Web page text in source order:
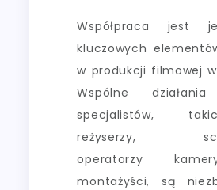
Współpraca jest
kluczowych
w produkcji filmowej w
Wspólne
specjalistów,
reżyserzy,
operatorzy
montażyści, są